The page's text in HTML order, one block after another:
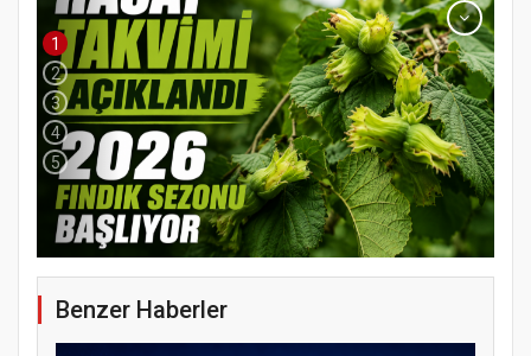
YENİ PARTİ TERME İLÇE BAŞKANLIĞINDA
ÜYE KATILIM PROGRAMI
1
2
3
4
5
Benzer Haberler